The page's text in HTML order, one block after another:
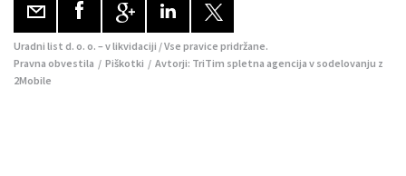
Uradni list d. o. o. – v likvidaciji / Vse pravice pridržane.
Pravna obvestila / Piškotki / Avtorji: TriTim spletna agencija v sodelovanju z
2Mobile